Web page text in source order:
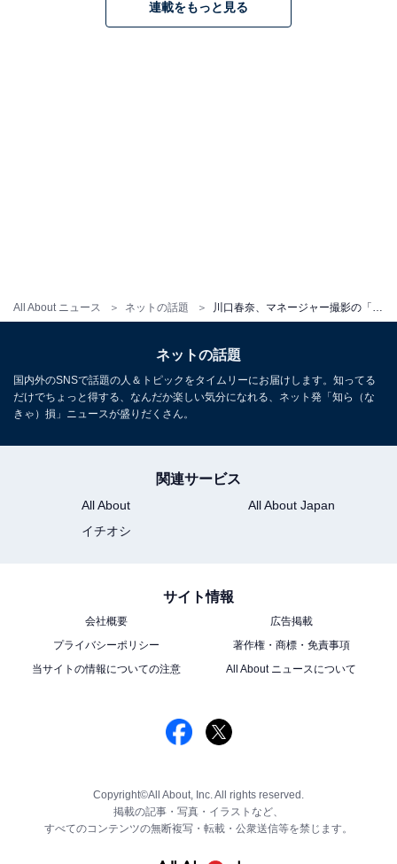
All About ニュース ネットの話題
連載をもっと見る
ネットの話題
国内外のSNSで話題の人＆トピックをタイムリーにお届けします。知ってる
だけでちょっと得する、なんだか楽しい気分になれる、ネット発「知ら（な
きゃ）損」ニュースが盛りだくさん。
関連サービス
All About
All About Japan
イチオシ
サイト情報
会社概要
広告掲載
プライバシーポリシー
著作権・商標・免責事項
当サイトの情報についての注意
All About ニュースについて
Copyright©All About, Inc. All rights reserved.
掲載の記事・写真・イラストなど、
すべてのコンテンツの無断複写・転載・公衆送信等を禁じます。